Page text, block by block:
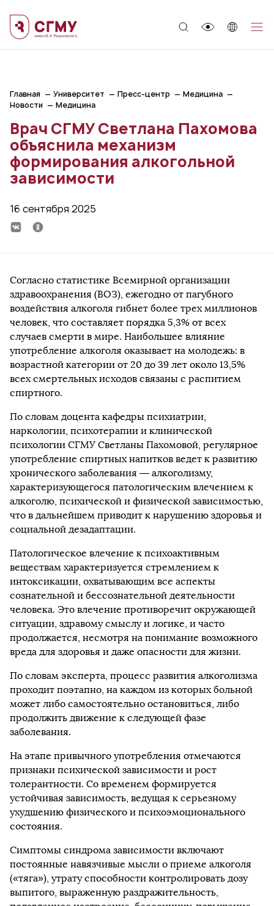
Главная Университет Пресс-центр
Медицина
Новости
Медицина
Врач СГМУ Светлана Пахомова
объяснила механизм
формирования алкогольной
зависимости
16 сентября 2025
Согласно статистике Всемирной организации
здравоохранения (ВОЗ), ежегодно от пагубного
воздействия алкоголя гибнет более трех миллионов
человек, что составляет порядка 5,3% от всех
случаев смерти в мире. Наибольшее влияние
употребление алкоголя оказывает на молодежь: в
возрастной категории от 20 до 39 лет около 13,5%
всех смертельных исходов связаны с распитием
спиртного.
По словам доцента кафедры психиатрии,
наркологии, психотерапии и клинической
психологии СГМУ Светланы Пахомовой, регулярное
употребление спиртных напитков ведет к развитию
хронического заболевания — алкоголизму,
характеризующегося патологическим влечением к
алкоголю, психической и физической зависимостью,
что в дальнейшем приводит к нарушению здоровья и
социальной дезадаптации.
Патологическое влечение к психоактивным
веществам характеризуется стремлением к
интоксикации, охватывающим все аспекты
сознательной и бессознательной деятельности
человека. Это влечение противоречит окружающей
ситуации, здравому смыслу и логике, и часто
продолжается, несмотря на понимание возможного
вреда для здоровья и даже опасности для жизни.
По словам эксперта, процесс развития алкоголизма
проходит поэтапно, на каждом из которых больной
может либо самостоятельно остановиться, либо
продолжить движение к следующей фазе
заболевания.
На этапе привычного употребления отмечаются
признаки психической зависимости и рост
толерантности. Со временем формируется
устойчивая зависимость, ведущая к серьезному
ухудшению физического и психоэмоционального
состояния.
Симптомы синдрома зависимости включают
постоянные навязчивые мысли о приеме алкоголя
(«тяга»), утрату способности контролировать дозу
выпитого, выраженную раздражительность,